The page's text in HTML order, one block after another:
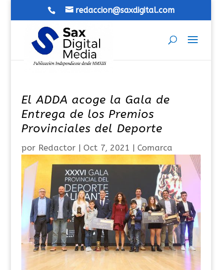
redaccion@saxdigital.com
El ADDA acoge la Gala de
Entrega de los Premios
Provinciales del Deporte
por Redactor| Oct 7, 2021 | Comarca